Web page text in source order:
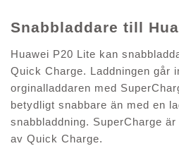
Snabbladdare till
Huawei P20 Lite kan
Quick Charge. Laddningen går
orginalladdaren med
betydligt snabbare än med en
snabbladdning. SuperCharge
av Quick Charge.